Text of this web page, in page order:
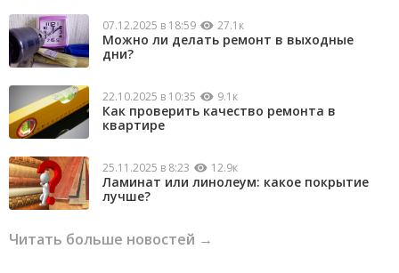
07.12.2025 в 18:59 27.1к
Можно ли делать ремонт в выходные
дни?
22.10.2025 в 10:35 9.1к
Как проверить качество ремонта в
квартире
25.11.2025 в 8:23 12.9к
Ламинат или линолеум: какое покрытие
лучше?
Читать больше новостей →